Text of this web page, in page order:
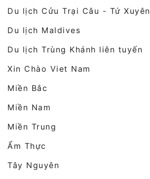
Du lịch Cửu Trại Câu - Tứ Xuyên
Du lịch Maldives
Du lịch Trùng Khánh liên tuyến
Xin Chào Viet Nam
Miền Bắc
Miền Nam
Miền Trung
Ẩm Thực
Tây Nguyên